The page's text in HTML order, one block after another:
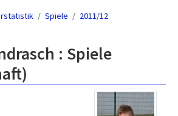
Spiele
2011/12
: Spiele